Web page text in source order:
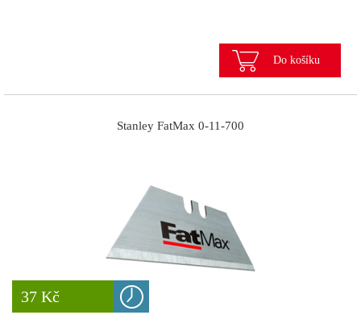
Do košíku
8 777 Kč
37 Kč
Stanley FatMax 0-11-700